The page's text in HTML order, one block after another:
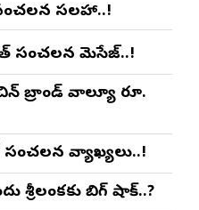
సలహా..!
సంచలన మెసేజ్..!
బ్రాండ్ వాల్యూ రూ.
వ్యాఖ్యలు..!
శ్రీలంకకు బిగ్ షాక్..?